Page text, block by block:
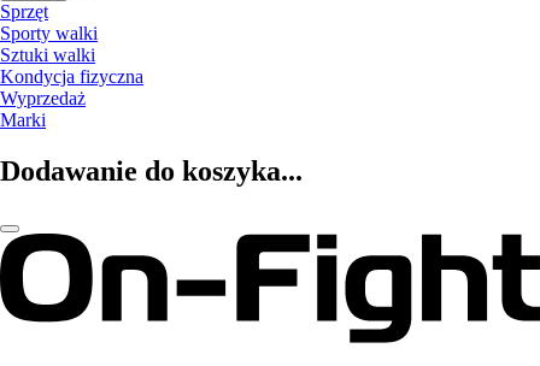
Sprzęt
Sporty walki
Sztuki walki
Kondycja fizyczna
Wyprzedaż
Marki
Dodawanie do koszyka...